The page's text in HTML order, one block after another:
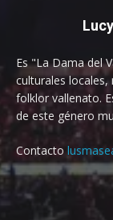
Es "La Dama del
culturales locales,
folklor vallenato.
de este género
Contacto